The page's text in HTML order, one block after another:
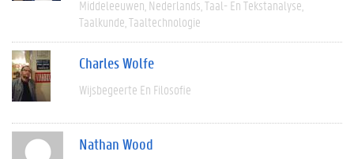
Middeleeuwen Nederlands Taal- En Tekstanalyse
Taalkunde Taaltechnologie
Charles Wolfe
Wijsbegeerte En Filosofie
Nathan Wood